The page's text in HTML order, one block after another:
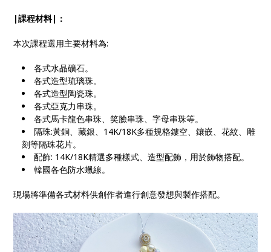
|課程材料|：
本次課程選用主要材料為:
各式水晶礦石。
各式造型琉璃珠。
各式造型陶瓷珠。
各式亞克力串珠。
各式馬卡龍色串珠、笑臉串珠、字母串珠等。
隔珠:黃銅、藏銀、14K/18K多種規格鏤空、鑲嵌、花紋、雕
刻等隔珠花片。
配飾: 14K/18K精選多種樣式、造型配飾，用於飾物搭配。
韓國各色防水蠟線。
現場將準備各式材料供創作者進行創意發想與製作搭配。